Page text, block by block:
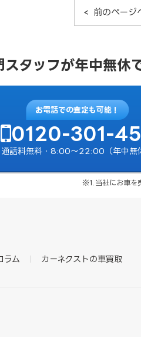
前のページ
スタッフが年中無休
お電話での査定も可能！
0120-301-
通話料無料・8:00〜22:00（年中無
※1.当社にお車を
ラム カーネクストの車買取